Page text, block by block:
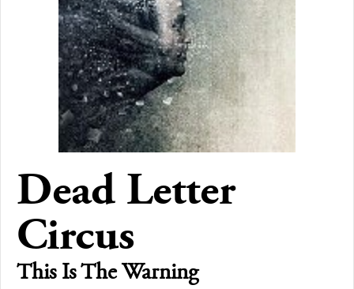
Dead Letter
Circus
This Is The Warning